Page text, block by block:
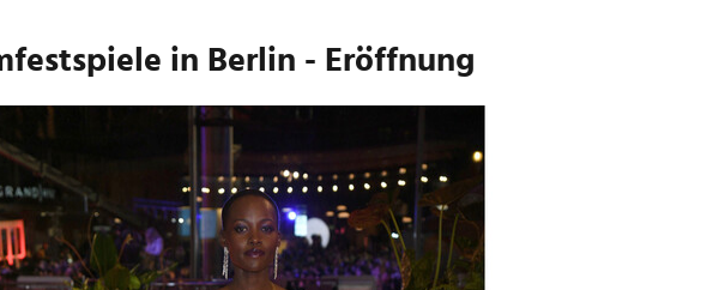
in Berlin - Eröffnung